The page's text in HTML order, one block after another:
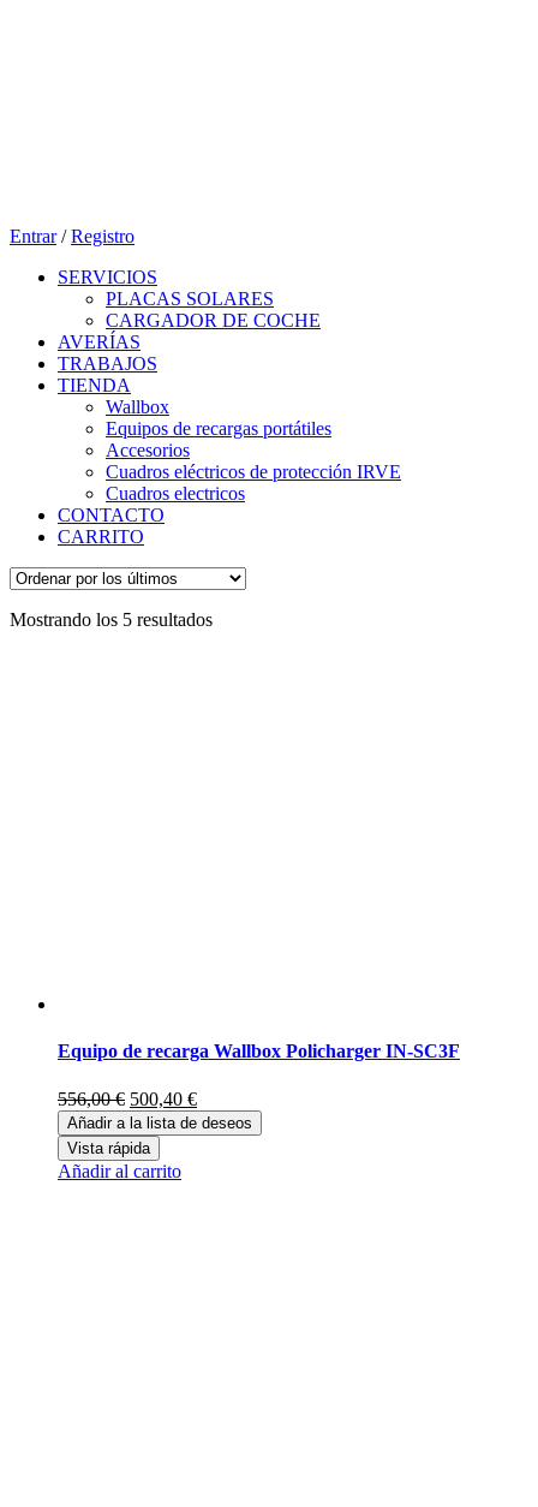
Entrar / Registro
SERVICIOS
PLACAS SOLARES
CARGADOR DE COCHE
AVERÍAS
TRABAJOS
TIENDA
Wallbox
Equipos de recargas portátiles
Accesorios
Cuadros eléctricos de protección IRVE
Cuadros electricos
CONTACTO
CARRITO
Mostrando los 5 resultadosOrdenado
Equipo de recarga Wallbox Policharger IN-SC3F
556,00€ El
precio
original
era:
556,00 €.
500,40 €El
precio
actual
Añadir a la lista de deseos
Vista rápida
Añadir al carrito